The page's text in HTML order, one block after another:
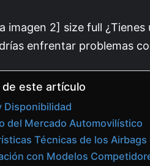
de este artículo
Disponibilidad
del Mercado Automovilístico
Técnicas de los Airbags
con Modelos